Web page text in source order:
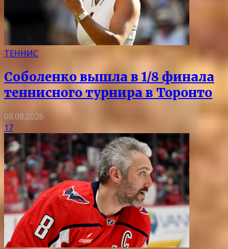
ТЕННИС
Соболенко вышла в 1/8 финала
теннисного турнира в Торонто
08.08.2026
17